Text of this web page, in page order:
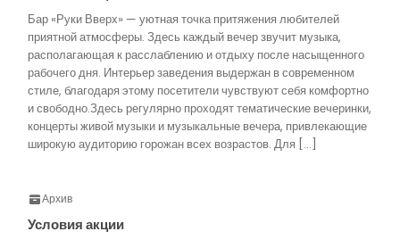
Бар «Руки Вверх» — уютная точка притяжения любителей
приятной атмосферы. Здесь каждый вечер звучит музыка,
располагающая к расслаблению и отдыху после насыщенного
рабочего дня. Интерьер заведения выдержан в современном
стиле, благодаря этому посетители чувствуют себя комфортно
и свободно.Здесь регулярно проходят тематические вечеринки,
концерты живой музыки и музыкальные вечера, привлекающие
широкую аудиторию горожан всех возрастов. Для […]
Архив
Условия акции